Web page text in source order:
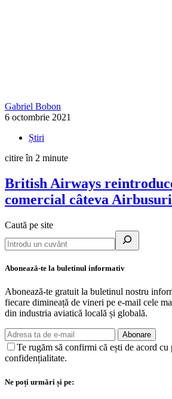
Gabriel Bobon
6 octombrie 2021
Știri
citire în 2 minute
British Airways
comercial câteva
Caută pe site
Abonează-te la buletinul informativ
Abonează-te gratuit la buletinul nostru
fiecare dimineață de vineri pe e-mail cele
din industria aviatică locală și globală.
Abonare
Te rugăm să confirmi că ești de acord cu
confidențialitate.
Ne poți urmări și pe: